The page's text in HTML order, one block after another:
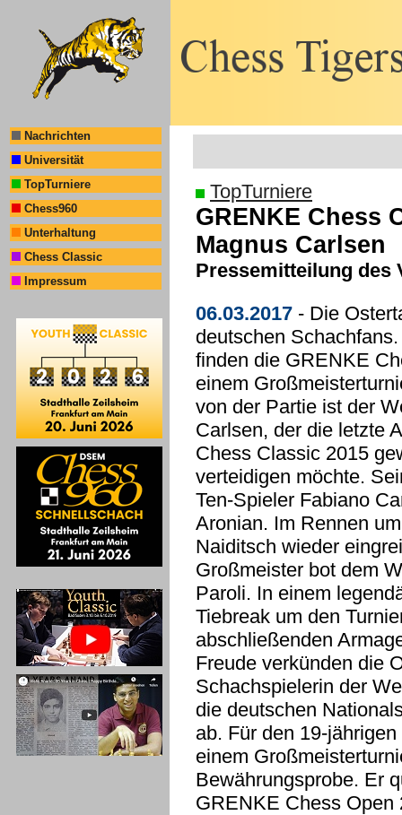
Nachrichten
Universität
TopTurniere
Chess960
Unterhaltung
Chess Classic
Impressum
TopTurniere
GRENKE Chess
Magnus Carlsen
Pressemitteilung des
06.03.2017 - Die
deutschen
finden die GRENKE
einem
von der Partie ist der
Carlsen, der die letzte
Chess Classic 2015
verteidigen möchte.
Ten-Spieler Fabiano
Aronian. Im Rennen
Naiditsch wieder
Großmeister bot dem
Paroli. In einem
Tiebreak um den
abschließenden
Freude verkünden die
Schachspielerin der
die deutschen
ab. Für den 19-
einem
Bewährungsprobe. Er
GRENKE Chess Open